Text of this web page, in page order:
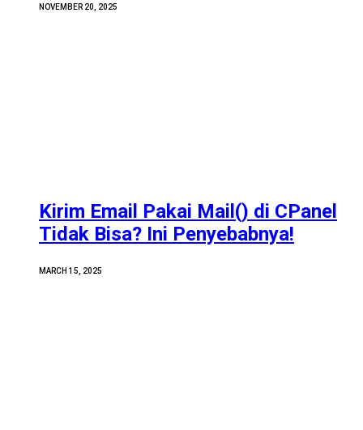
NOVEMBER 20, 2025
Kirim Email Pakai Mail() di CPanel
Tidak Bisa? Ini Penyebabnya!
MARCH 15, 2025